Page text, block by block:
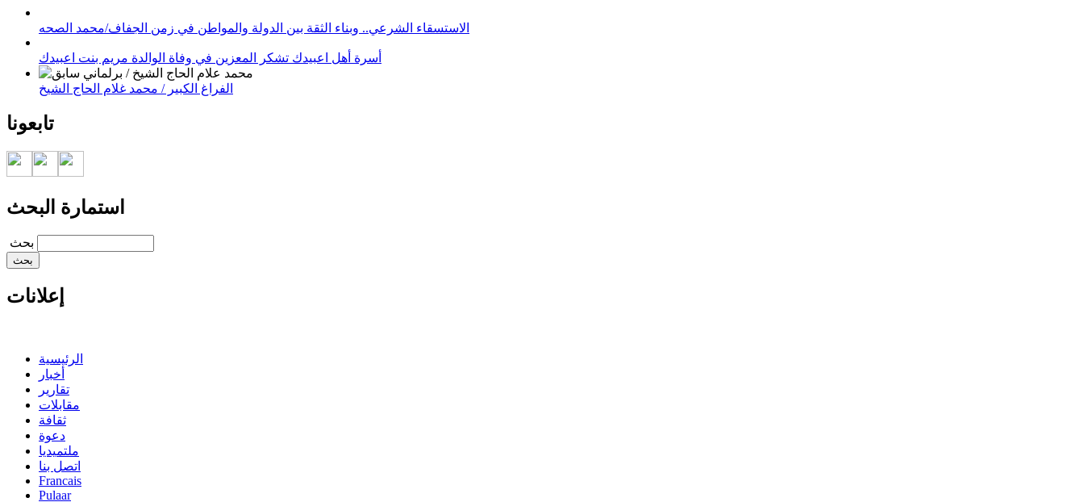
الاستسقاء الشرعي.. وبناء الثقة بين الدولة والمواطن في زمن الجفاف/محمد الصحه
أسرة أهل اعبيدك تشكر المعزين في وفاة الوالدة مريم بنت اعبيدك
الفراغ الكبير / محمد غلام الحاج الشيخ
تابعونا
استمارة البحث
‏بحث ‏
إعلانات
الرئيسية
أخبار
تقارير
مقابلات
ثقافة
دعوة
ملتميديا
اتصل بنا
Francais
Pulaar